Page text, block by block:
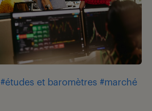
#études et baromètres #marché